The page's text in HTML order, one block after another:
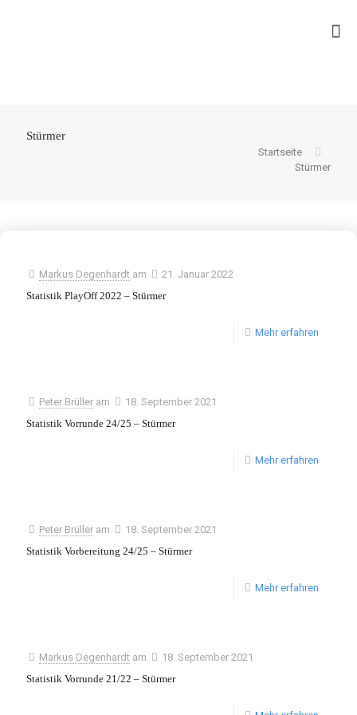
Stürmer
Startseite
Stürmer
Markus Degenhardt am
21. Januar 2022
Statistik PlayOff 2022 – Stürmer
Mehr erfahren
Peter Brüller am
18. September 2021
Statistik Vorrunde 24/25 – Stürmer
Mehr erfahren
Peter Brüller am
18. September 2021
Statistik Vorbereitung 24/25 – Stürmer
Mehr erfahren
Markus Degenhardt am
18. September 2021
Statistik Vorrunde 21/22 – Stürmer